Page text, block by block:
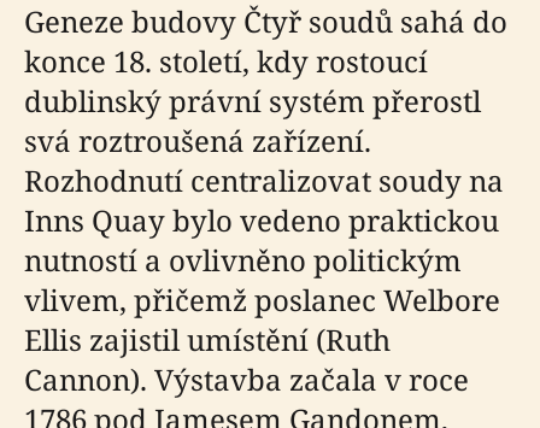
Geneze budovy Čtyř soudů sahá do
konce 18. století, kdy rostoucí
dublinský právní systém přerostl
svá roztroušená zařízení.
Rozhodnutí centralizovat soudy na
Inns Quay bylo vedeno praktickou
nutností a ovlivněno politickým
vlivem, přičemž poslanec Welbore
Ellis zajistil umístění (Ruth
Cannon). Výstavba začala v roce
1786 pod Jamesem Gandonem,